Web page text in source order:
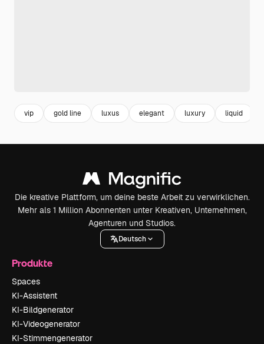
vip gold line luxus elegant luxury liquid
Die kreative Plattform, um deine beste Arbeit zu verwirklichen.
Mehr als 1 Million Abonnenten unter Kreativen, Unternehmen,
Agenturen und Studios.
Deutsch
Produkte
Spaces
KI-Assistent
KI-Bildgenerator
KI-Videogenerator
KI-Stimmengenerator